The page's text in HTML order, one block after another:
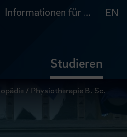
Informationen für ... EN
Studieren
/ Physiotherapie B. Sc.